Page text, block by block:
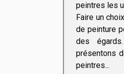
peintres les
Faire un
de peinture
des
présentons
peintres...